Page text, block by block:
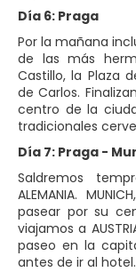
Día 6: Praga
Por la mañana
de las más
Castillo, la Plaza
de Carlos.
centro de la
tradicionales
Día 7: Praga -
Saldremos
ALEMANIA.
pasear por su
viajamos a
paseo en la
antes de ir al hotel.